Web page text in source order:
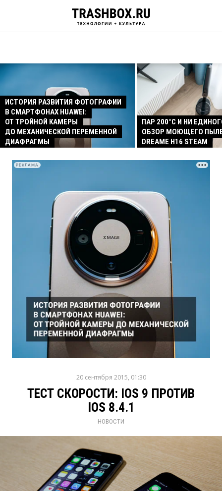
ИСТОРИЯ РАЗВИТИЯ ФОТОГРАФИИ
В СМАРТФОНАХ HUAWEI:
ОТ ТРОЙНОЙ КАМЕРЫ
ДО МЕХАНИЧЕСКОЙ ПЕРЕМЕННОЙ
ДИАФРАГМЫ
ПАР 200°C И НИ
ОБЗОР МОЮЩЕГО
DREAME H16 STEAM
РЕКЛАМА
20 сентября 2015, 01:30
ТЕСТ СКОРОСТИ: IOS 9 ПРОТИВ
IOS 8.4.1
НОВОСТИ